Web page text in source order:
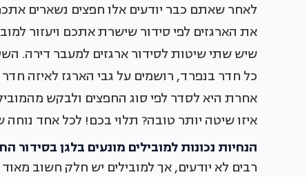
לאחר שאתם כבר יודעים אלו חפצים נשארים
את הארגזים לפי סידור שישרת אתכם ויעזור
שיש שתי שיטות לסידור ארגזים למעבר דירה.
כל חדר בנפרד, רושמים על גבי הארגז לאיזה חדר
אחרת היא לסדר לפי סוג החפצים ולבקש
איזו שיטה יותר טובה? תלוי בכם! לכל אחד
הנחיות נכונות למובילים מונעים בלגן בסידור
רבים לא יודעים, אך למובילים יש חלק חשוב